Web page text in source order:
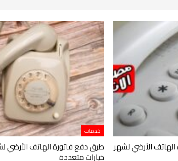
الأرضي لشهر
خدمات
خيارات متعددة